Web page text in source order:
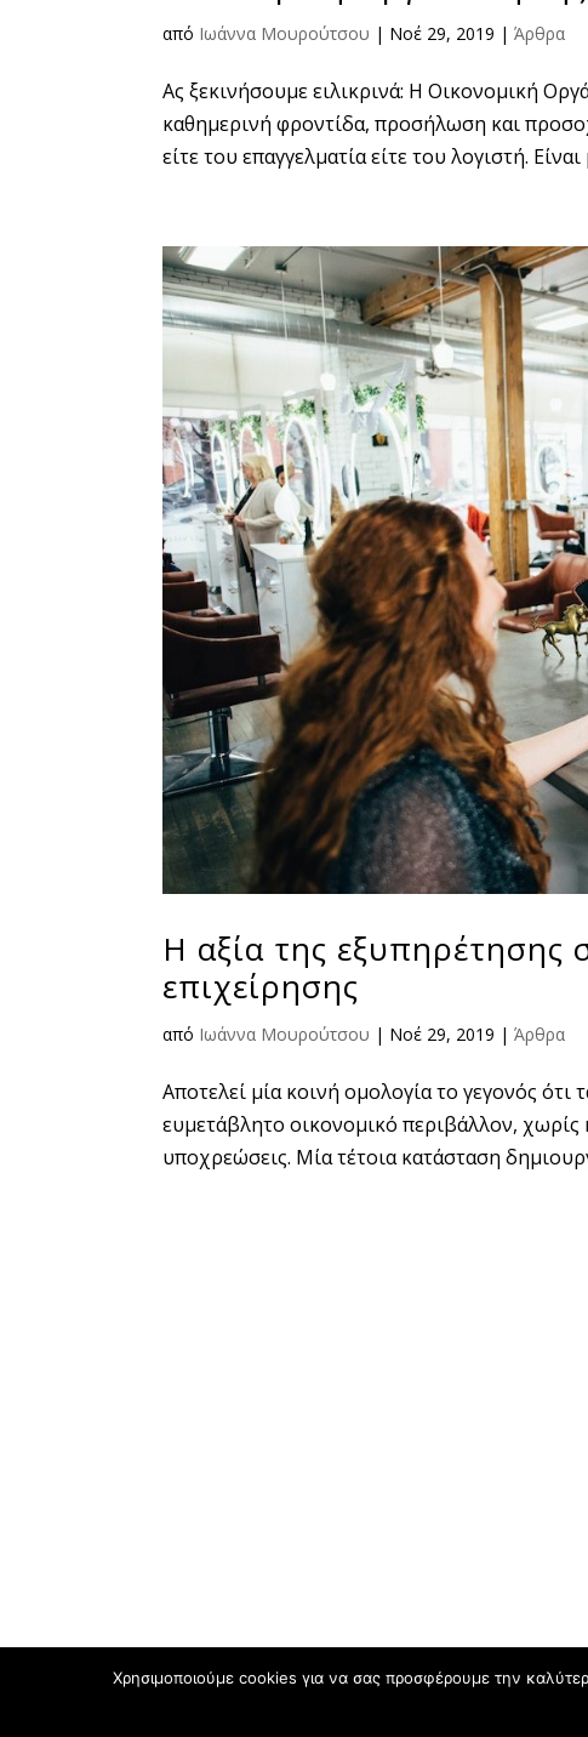
από Ιωάννα Μουρούτσου | Νοέ 29, 2019 |Άρθρα
Ας ξεκινήσουμε ειλικρινά: Η Οικονομική
καθημερινή φροντίδα, προσήλωση και
είτε του επαγγελματία είτε του λογιστή.
Η αξία της εξυπηρέτησης
επιχείρησης
από Ιωάννα Μουρούτσου | Νοέ 29, 2019 |Άρθρα
Αποτελεί μία κοινή ομολογία το γεγονός ότι
ευμετάβλητο οικονομικό περιβάλλον, χωρίς
υποχρεώσεις. Μία τέτοια κατάσταση
Χρησιμοποιούμε cookies για να σας προσφέρουμε την